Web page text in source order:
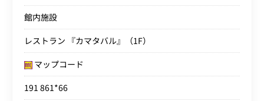
館内施設
レストラン 『カマタバル』（1F）
マップコード
191 861*66